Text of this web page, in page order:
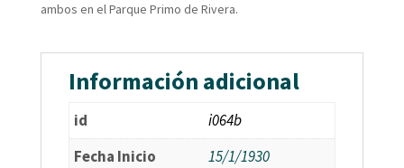
ambos en el Parque Primo de Rivera.
Información adicional
id
i064b
Fecha Inicio
15/1/1930